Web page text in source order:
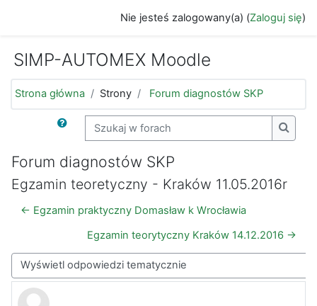
Nie jesteś zalogowany(a) (Zaloguj się)
SIMP-AUTOMEX Moodle
Strona główna Strony Forum diagnostów SKP
Szukaj w forach
Forum diagnostów SKP
Egzamin teoretyczny - Kraków 11.05.2016r
← Egzamin praktyczny Domasław k Wrocławia
Egzamin teorytyczny Kraków 14.12.2016 →
Sposób wyświetlania